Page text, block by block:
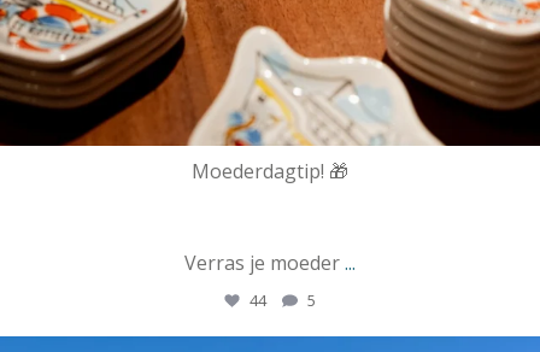
Moederdagtip! 🎁
Verras je moeder...
44 5